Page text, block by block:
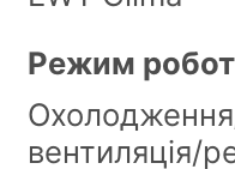
Режим
вентиляція/